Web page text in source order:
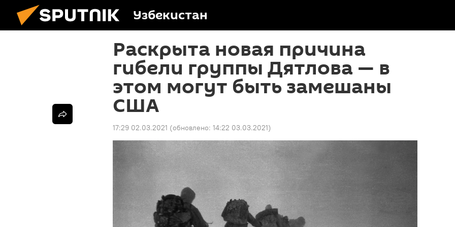
Узбекистан
Раскрыта новая причина
гибели группы Дятлова — в
этом могут быть замешаны
США
17:29 02.03.2021 (обновлено: 14:22 03.03.2021)